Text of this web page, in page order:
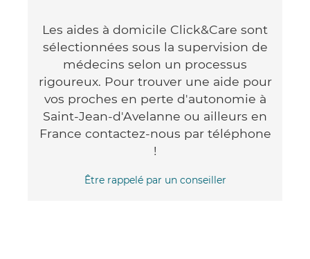
Les aides à domicile Click&Care sont
sélectionnées sous la supervision de
médecins selon un processus
rigoureux. Pour trouver une aide pour
vos proches en perte d'autonomie à
Saint-Jean-d'Avelanne ou ailleurs en
France contactez-nous par téléphone
!
Être rappelé par un conseiller